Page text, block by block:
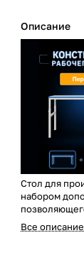
Описание
Стол для
набором
предприятия.
Все описание